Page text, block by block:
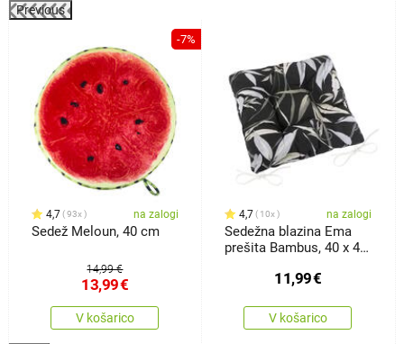
Previous
-7%
4,7 93x na zalogi
Sedež Meloun, 40 cm
14,99 €
13,99€
V košarico
4,7 10x na zalogi
Sedežna blazina Ema
prešita Bambus, 40 x 40
11,99€
V košarico